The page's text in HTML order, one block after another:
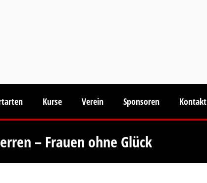
Kurse Verein Sponsoren Kontakt
– Frauen ohne Glück